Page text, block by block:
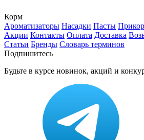
Корм
Ароматизаторы Насадки Пасты
Акции Контакты Оплата Доставка
Статьи Бренды Словарь терминов
Подпишитесь
Будьте в курсе новинок, акций и